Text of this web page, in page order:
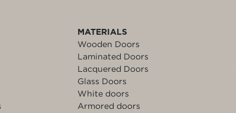
MATERIALS
Wooden Doors
Laminated Doors
Lacquered Doors
Glass Doors
White doors
Armored doors